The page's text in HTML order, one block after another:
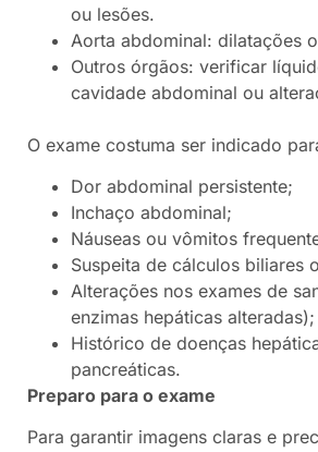
ou lesões.
Aorta abdominal: dilatações
Outros órgãos: verificar
cavidade abdominal ou
O exame costuma ser indicado
Dor abdominal persistente;
Inchaço abdominal;
Náuseas ou vômitos
Suspeita de cálculos biliares
Alterações nos exames de
enzimas hepáticas alteradas);
Histórico de doenças
pancreáticas.
Preparo para o exame
Para garantir imagens claras e